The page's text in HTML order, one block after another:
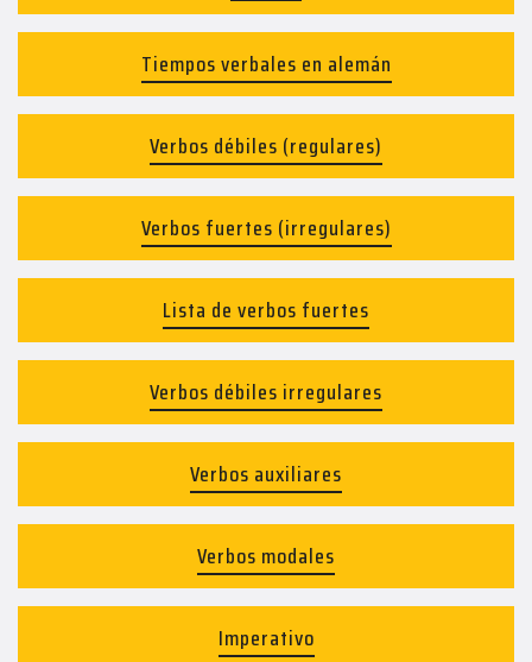
Tiempos verbales en alemán
Verbos débiles (regulares)
Verbos fuertes (irregulares)
Lista de verbos fuertes
Verbos débiles irregulares
Verbos auxiliares
Verbos modales
Imperativo